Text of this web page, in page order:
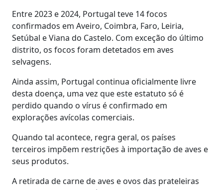
Entre 2023 e 2024, Portugal teve 14 focos
confirmados em Aveiro, Coimbra, Faro, Leiria,
Setúbal e Viana do Castelo. Com exceção do último
distrito, os focos foram detetados em aves
selvagens.
Ainda assim, Portugal continua oficialmente livre
desta doença, uma vez que este estatuto só é
perdido quando o vírus é confirmado em
explorações avícolas comerciais.
Quando tal acontece, regra geral, os países
terceiros impõem restrições à importação de aves e
seus produtos.
A retirada de carne de aves e ovos das prateleiras